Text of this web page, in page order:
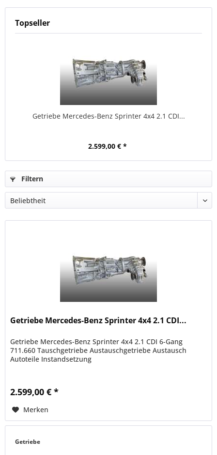
Topseller
Getriebe Mercedes-Benz Sprinter 4x4 2.1 CDI...
2.599,00 € *
Filtern
Getriebe Mercedes-Benz Sprinter 4x4 2.1 CDI...
Getriebe Mercedes-Benz Sprinter 4x4 2.1 CDI 6-Gang
711.660 Tauschgetriebe Austauschgetriebe Austausch
Autoteile Instandsetzung
2.599,00 € *
Merken
Getriebe